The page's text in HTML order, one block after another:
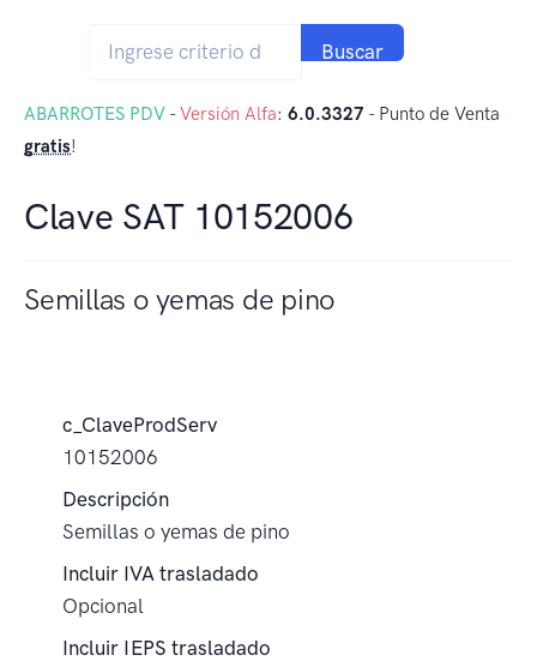
Buscar
ABARROTES PDV -Versión Alfa: 6.0.3327 - Punto de Venta
gratis!
Clave SAT 10152006
Semillas o yemas de pino
c_ClaveProdServ
10152006
Descripción
Semillas o yemas de pino
Incluir IVA trasladado
Opcional
Incluir IEPS trasladado